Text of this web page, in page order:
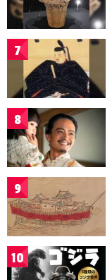
7
8
9
10